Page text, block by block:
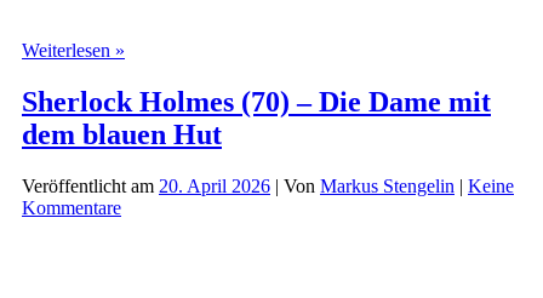
Weiterlesen »
(71)
–
Blaubarts
Sherlock Holmes (70) – Die Dame mit
dem blauen Hut
Veröffentlicht am 20. April 2026 | Von Markus Stengelin | Keine
Kommentare